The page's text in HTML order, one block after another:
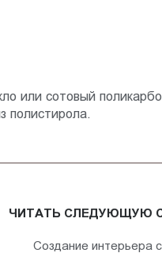
или сотовый
полистирола.
ЧИТАТЬ СЛЕДУЮЩУЮ
Создание интерьера